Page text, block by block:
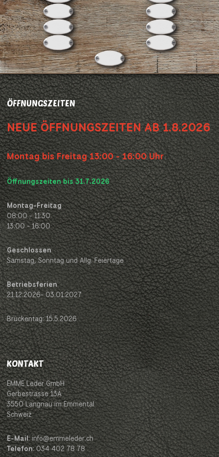
ÖFFNUNGSZEITEN
NEUE ÖFFNUNGSZEITEN AB 1.8.2026
Montag bis Freitag 13:00 - 16:00 Uhr
Öffnungszeiten bis 31.7.2026
Montag-Freitag
08:00 - 11:30
13:00 - 16:00
Geschlossen
Samstag, Sonntag und Allg. Feiertage
Betriebsferien
21.12.2026- 03.01.2027
Brückentag: 15.5.2026
KONTAKT
EMME Leder GmbH
Gerbestrasse 13A
3550 Langnau im Emmental
Schweiz
E-Mail: info@emmeleder.ch
Telefon: 034 402 78 78